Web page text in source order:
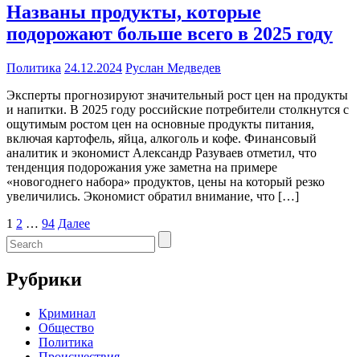
Названы продукты, которые
подорожают больше всего в 2025 году
Политика 24.12.2024 Руслан Медведев
Эксперты прогнозируют значительный рост цен на продукты
и напитки. В 2025 году российские потребители столкнутся с
ощутимым ростом цен на основные продукты питания,
включая картофель, яйца, алкоголь и кофе. Финансовый
аналитик и экономист Александр Разуваев отметил, что
тенденция подорожания уже заметна на примере
«новогоднего набора» продуктов, цены на который резко
увеличились. Экономист обратил внимание, что […]
Навигация
по
записям
1 2 … 94 Далее
Рубрики
Криминал
Общество
Политика